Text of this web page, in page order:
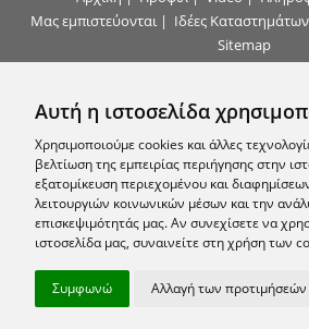
Αυτή η ιστοσελίδα
Χρησιμοποιούμε cookies και άλλες
βελτίωση της εμπειρίας περιήγησης στην
εξατομίκευση περιεχομένου και
λειτουργιών κοινωνικών μέσων και την
επισκεψιμότητάς μας. Αν συνεχίσετε να
ιστοσελίδα μας, συναινείτε στη χρήση των
Συμφωνώ Αλλαγή των
Μας εμπιστεύονται| Ιδέες Καταστημάτων
Sitemap
Επικοινωνήστε μαζί μας
Εγγραφείτε στο Newsletter
Ακολουθήστε μας
© 2010 - 2026 arhon.gr -